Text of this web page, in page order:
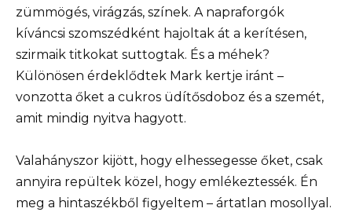
zümmögés, virágzás, színek. A napraforgók
kíváncsi szomszédként hajoltak át a kerítésen,
szirmaik titkokat suttogtak. És a méhek?
Különösen érdeklődtek Mark kertje iránt –
vonzotta őket a cukros üdítősdoboz és a szemét,
amit mindig nyitva hagyott.
Valahányszor kijött, hogy elhessegesse őket, csak
annyira repültek közel, hogy emlékeztessék. Én
meg a hintaszékből figyeltem – ártatlan mosollyal.